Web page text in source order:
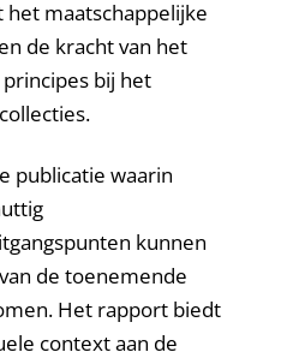
maatschappelijke
de kracht van het
bij het
publicatie waarin
kunnen
de toenemende
Het rapport biedt
context aan de